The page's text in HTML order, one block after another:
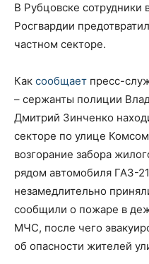
В Рубцовске сотрудники
Росгвардии
частном секторе.
Как сообщает пресс-
– сержанты полиции
Дмитрий Зинченко
секторе по улице
возгорание забора
рядом автомобиля ГАЗ-
незамедлительно
сообщили о пожаре в
МЧС, после чего
об опасности жителей